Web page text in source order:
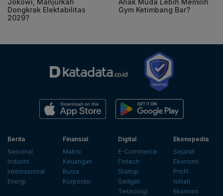
Jokowi, Manjurkah
Dongkrak Elektabilitas
2029?
Anak Muda Lebih Memilih
Gym Ketimbang Bar?
Berita
Nasional
Industri
Internasional
Energi
Finansial
Makro
Keuangan
Bursa
Korporasi
Digital
E-Commerce
Fintech
Startup
Gadget
Teknologi
Ekonopedia
Sejarah
Ekonomi
Profil
Istilah
Ekonomi